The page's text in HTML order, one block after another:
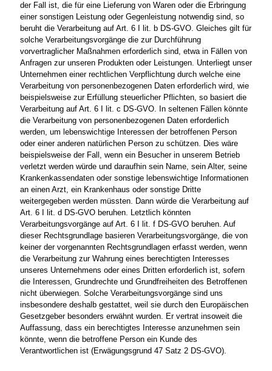
der Fall ist, die für eine Lieferung von Waren oder die Erbringung
einer sonstigen Leistung oder Gegenleistung notwendig sind, so
beruht die Verarbeitung auf Art. 6 I lit. b DS-GVO. Gleiches gilt für
solche Verarbeitungsvorgänge die zur Durchführung
vorvertraglicher Maßnahmen erforderlich sind, etwa in Fällen von
Anfragen zur unseren Produkten oder Leistungen. Unterliegt unser
Unternehmen einer rechtlichen Verpflichtung durch welche eine
Verarbeitung von personenbezogenen Daten erforderlich wird, wie
beispielsweise zur Erfüllung steuerlicher Pflichten, so basiert die
Verarbeitung auf Art. 6 I lit. c DS-GVO. In seltenen Fällen könnte
die Verarbeitung von personenbezogenen Daten erforderlich
werden, um lebenswichtige Interessen der betroffenen Person
oder einer anderen natürlichen Person zu schützen. Dies wäre
beispielsweise der Fall, wenn ein Besucher in unserem Betrieb
verletzt werden würde und daraufhin sein Name, sein Alter, seine
Krankenkassendaten oder sonstige lebenswichtige Informationen
an einen Arzt, ein Krankenhaus oder sonstige Dritte
weitergegeben werden müssten. Dann würde die Verarbeitung auf
Art. 6 I lit. d DS-GVO beruhen. Letztlich könnten
Verarbeitungsvorgänge auf Art. 6 I lit. f DS-GVO beruhen. Auf
dieser Rechtsgrundlage basieren Verarbeitungsvorgänge, die von
keiner der vorgenannten Rechtsgrundlagen erfasst werden, wenn
die Verarbeitung zur Wahrung eines berechtigten Interesses
unseres Unternehmens oder eines Dritten erforderlich ist, sofern
die Interessen, Grundrechte und Grundfreiheiten des Betroffenen
nicht überwiegen. Solche Verarbeitungsvorgänge sind uns
insbesondere deshalb gestattet, weil sie durch den Europäischen
Gesetzgeber besonders erwähnt wurden. Er vertrat insoweit die
Auffassung, dass ein berechtigtes Interesse anzunehmen sein
könnte, wenn die betroffene Person ein Kunde des
Verantwortlichen ist (Erwägungsgrund 47 Satz 2 DS-GVO).